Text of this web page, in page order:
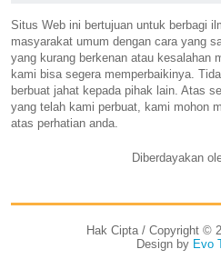
Situs Web ini bertujuan untuk berbagi
masyarakat umum dengan cara yang
yang kurang berkenan atau kesalahan
kami bisa segera memperbaikinya.
berbuat jahat kepada pihak lain. Atas
yang telah kami perbuat, kami mohon
atas perhatian anda.
Diberdayakan
Hak Cipta / Copyright ©
Design by Evo